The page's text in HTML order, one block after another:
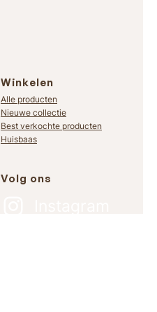
Winkelen
Alle producten
Nieuwe collectie
Best verkochte producten
Huisbaas
Volg ons